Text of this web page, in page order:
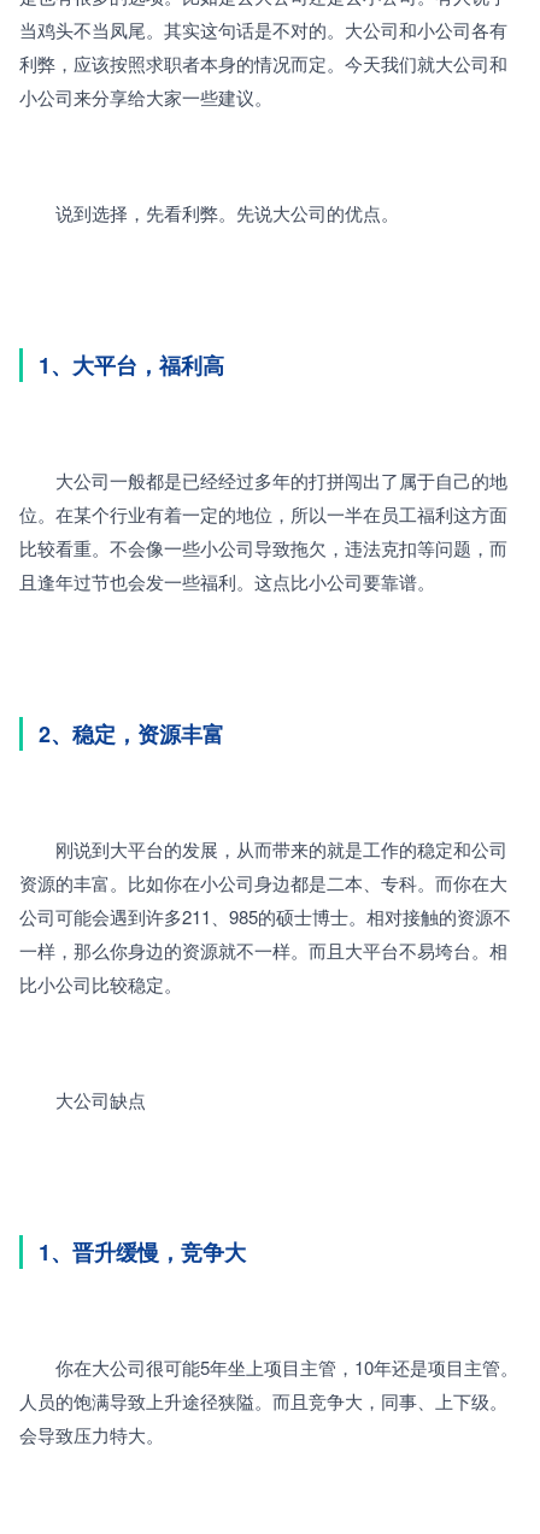
当鸡头不当凤尾。其实这句话是不对的。大公司和小公司各有
利弊，应该按照求职者本身的情况而定。今天我们就大公司和
小公司来分享给大家一些建议。
说到选择，先看利弊。先说大公司的优点。
1、大平台，福利高
大公司一般都是已经经过多年的打拼闯出了属于自己的地
位。在某个行业有着一定的地位，所以一半在员工福利这方面
比较看重。不会像一些小公司导致拖欠，违法克扣等问题，而
且逢年过节也会发一些福利。这点比小公司要靠谱。
2、稳定，资源丰富
刚说到大平台的发展，从而带来的就是工作的稳定和公司
资源的丰富。比如你在小公司身边都是二本、专科。而你在大
公司可能会遇到许多211、985的硕士博士。相对接触的资源不
一样，那么你身边的资源就不一样。而且大平台不易垮台。相
比小公司比较稳定。
大公司缺点
1、晋升缓慢，竞争大
你在大公司很可能5年坐上项目主管，10年还是项目主管。
人员的饱满导致上升途径狭隘。而且竞争大，同事、上下级。
会导致压力特大。